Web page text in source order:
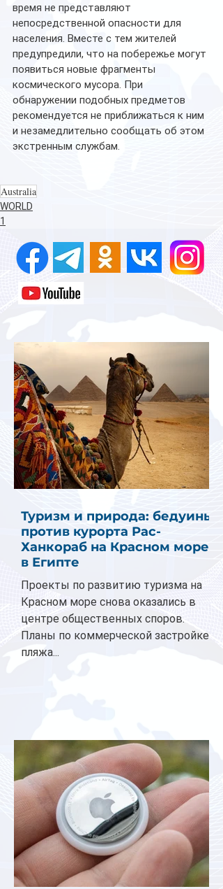
время не представляют
непосредственной опасности для
населения. Вместе с тем жителей
предупредили, что на побережье могут
появиться новые фрагменты
космического мусора. При
обнаружении подобных предметов
рекомендуется не приближаться к ним
и незамедлительно сообщать об этом
экстренным службам.
Australia
WORLD
1
Туризм и природа: бедуины
против курорта Рас-
Ханкораб на Красном море
в Египте
Проекты по развитию туризма на
Красном море снова оказались в
центре общественных споров.
Планы по коммерческой застройке
пляжа...